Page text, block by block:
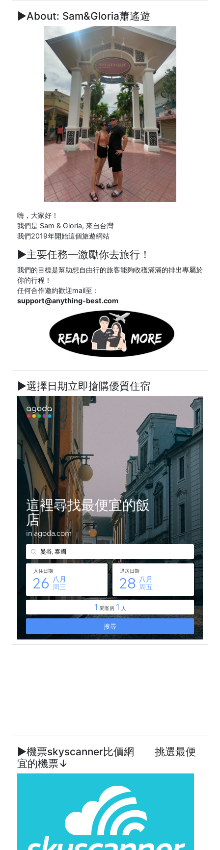
►About: Sam&Gloria蕭遙遊
嗨，大家好！
我們是 Sam & Gloria, 來自台灣
我們2019年開始這個旅遊網站
►主要任務─激勵你去旅行！
我們的目標是幫助想自由行的旅客能夠收穫滿滿的排出專屬於
你的行程！
任何合作邀約歡迎mail至：
support@anything-best.com
►選擇日期立即搶購優質住宿
►機票skyscanner比價網 挑選最便
宜的機票↓